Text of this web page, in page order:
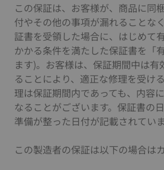
この保証は、お客様が、商品に同
付やその他の事項が漏れることな
証書を受領した場合に、はじめて
かかる条件を満たした保証書を「
ます)。お客様は、保証期間中は有
ることにより、適正な修理を受け
理は保証期間内であっても、内容
なることがございます。保証書の
準備が整った日付が記載されていま
この製造者の保証は以下の場合は